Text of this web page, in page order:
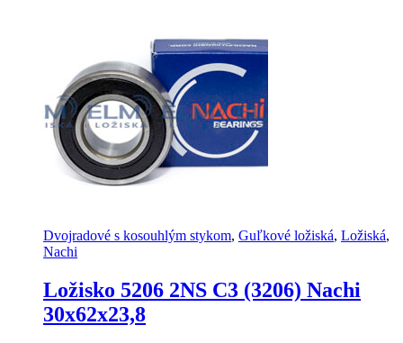
Dvojradové s kosouhlým stykom, Guľkové ložiská, Ložiská,
Nachi
Ložisko 5206 2NS C3 (3206) Nachi
30x62x23,8